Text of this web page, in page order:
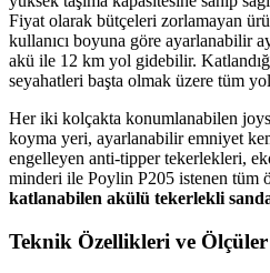
Fiyat olarak bütçeleri zorlamayan
kullanıcı boyuna göre ayarlanabilir
akü ile 12 km yol gidebilir.
seyahatleri başta olmak üzere tüm
Her iki kolçakta konumlanabilen
koyma yeri, ayarlanabilir emniyet
engelleyen anti-tipper tekerlekleri,
minderi ile Poylin P205 istenen tüm
katlanabilen akülü tekerlekli
Teknik Özellikleri ve Ölçüler